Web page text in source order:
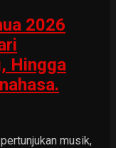
2026
Hingga
musik,